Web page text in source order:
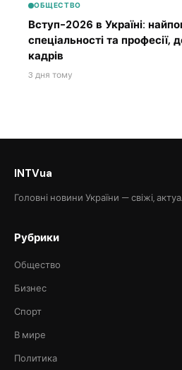
ОБЩЕСТВО
Вступ-2026 в Україні:
спеціальності та професії,
кадрів
3 дня тому
INTVua
Головні новини України — свіжі,
Рубрики
Общество
Бизнес
Спорт
В мире
Политика